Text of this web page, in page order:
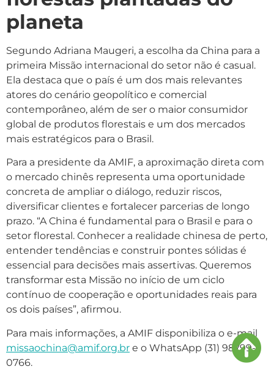
planeta
Segundo Adriana Maugeri, a escolha da China para a
primeira Missão internacional do setor não é casual.
Ela destaca que o país é um dos mais relevantes
atores do cenário geopolítico e comercial
contemporâneo, além de ser o maior consumidor
global de produtos florestais e um dos mercados
mais estratégicos para o Brasil.
Para a presidente da AMIF, a aproximação direta com
o mercado chinês representa uma oportunidade
concreta de ampliar o diálogo, reduzir riscos,
diversificar clientes e fortalecer parcerias de longo
prazo. “A China é fundamental para o Brasil e para o
setor florestal. Conhecer a realidade chinesa de perto,
entender tendências e construir pontes sólidas é
essencial para decisões mais assertivas. Queremos
transformar esta Missão no início de um ciclo
contínuo de cooperação e oportunidades reais para
os dois países”, afirmou.
Para mais informações, a AMIF disponibiliza o e-mail
missaochina@amif.org.br e o WhatsApp (31) 98799-
0766.